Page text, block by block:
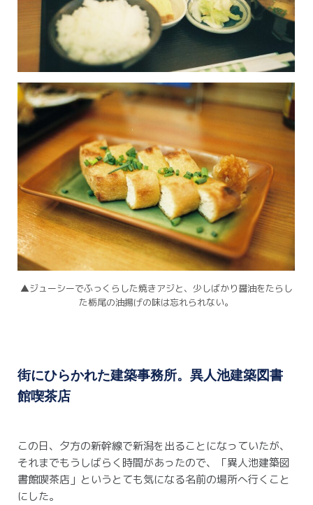
▲ジューシーでふっくらした焼きアジと、少しばかり醤油をたらし
た栃尾の油揚げの味は忘れられない。
街にひらかれた建築事務所。異人池建築図書
館喫茶店
この日、夕方の新幹線で新潟を出ることになっていたが、
それまでもうしばらく時間があったので、「異人池建築図
書館喫茶店」というとても気になる名前の場所へ行くこと
にした。